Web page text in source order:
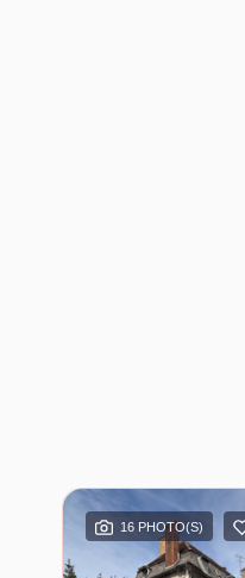
16 PHOTO(S)